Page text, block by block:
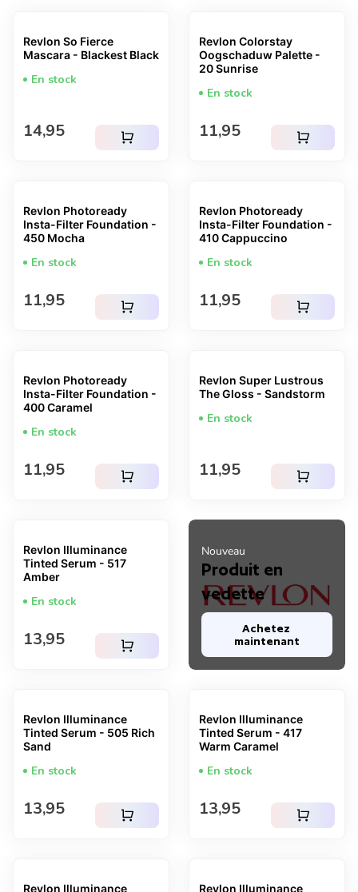
Nouveau
Produit en
vedette
Achetez
maintenant
Revlon So Fierce
Mascara - Blackest Black
En stock
Prix normal
14,95 shopping_cart
Revlon Colorstay
Oogschaduw Palette -
20 Sunrise
En stock
Prix normal
11,95 shopping_cart
Revlon Photoready
Insta-Filter Foundation -
450 Mocha
En stock
Prix normal
11,95 shopping_cart
Revlon Photoready
Insta-Filter Foundation -
410 Cappuccino
En stock
Prix normal
11,95 shopping_cart
Revlon Photoready
Insta-Filter Foundation -
400 Caramel
En stock
Prix normal
11,95 shopping_cart
Revlon Super Lustrous
The Gloss - Sandstorm
En stock
Prix normal
11,95 shopping_cart
Revlon Illuminance
Tinted Serum - 517
Amber
En stock
Prix normal
13,95 shopping_cart
Revlon Illuminance
Tinted Serum - 505 Rich
Sand
En stock
Prix normal
13,95 shopping_cart
Revlon Illuminance
Tinted Serum - 417
Warm Caramel
En stock
Prix normal
13,95 shopping_cart
Revlon Illuminance
Revlon Illuminance